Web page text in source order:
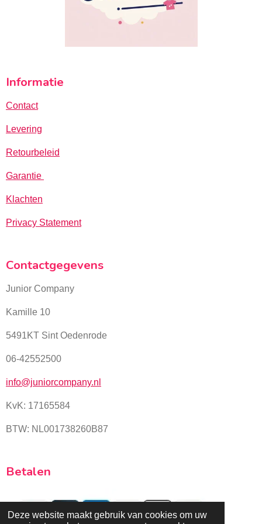
Deze website maakt gebruik van cookies om uw
Informatie
Contact
Levering
Retourbeleid
Garantie
Klachten
Privacy Statement
Contactgegevens
Junior Company
Kamille 10
5491KT Sint Oedenrode
06-42552500
info@juniorcompany.nl
KvK: 17165584
BTW: NL001738260B87
Betalen